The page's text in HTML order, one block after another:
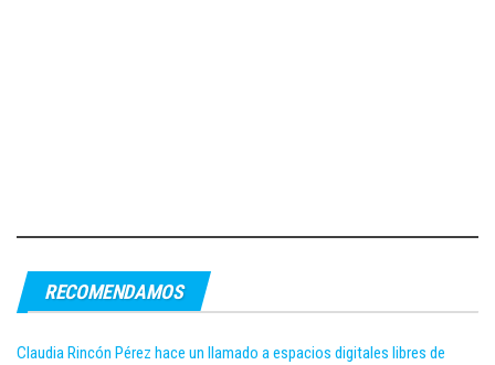
RECOMENDAMOS
Claudia Rincón Pérez hace un llamado a espacios digitales libres de